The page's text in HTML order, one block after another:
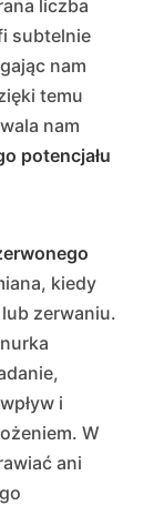
liczba
subtelnie
nam
temu
nam
potencjału
kiedy
zerwaniu.
i
W
ani